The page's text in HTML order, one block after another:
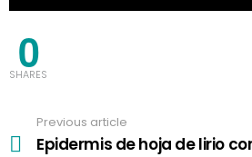
0
SHARES
more
Previous article
Epidermis de hoja de lirio